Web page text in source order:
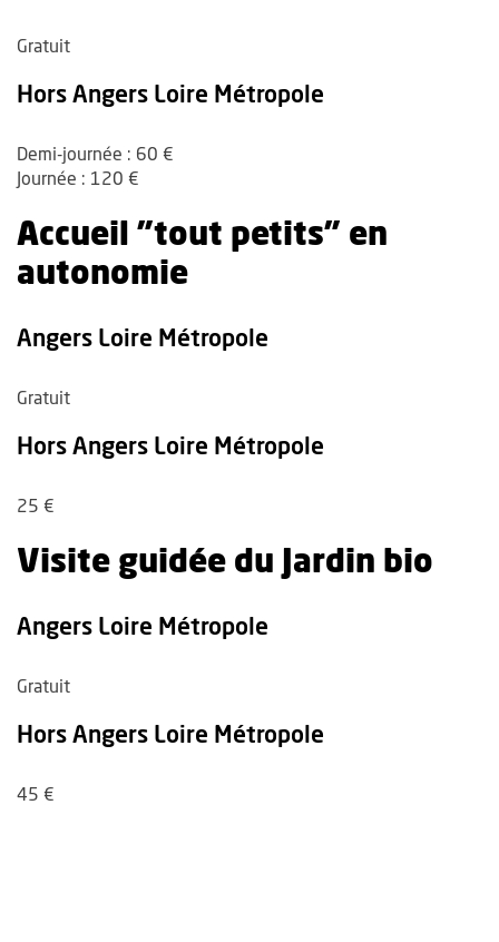
Gratuit
Hors Angers Loire Métropole
Demi-journée : 60 €
Journée : 120 €
Accueil "tout petits" en
autonomie
Angers Loire Métropole
Gratuit
Hors Angers Loire Métropole
25 €
Visite guidée du Jardin bio
Angers Loire Métropole
Gratuit
Hors Angers Loire Métropole
45 €